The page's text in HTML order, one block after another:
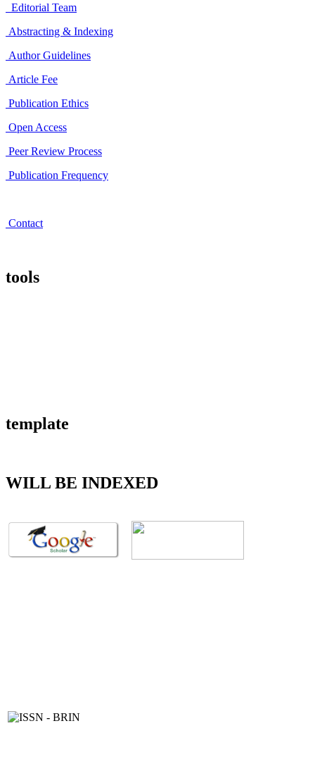
Editorial Team
Abstracting & Indexing
Author Guidelines
Article Fee
Publication Ethics
Open Access
Peer Review Process
Publication Frequency
Contact
tools
template
WILL BE INDEXED